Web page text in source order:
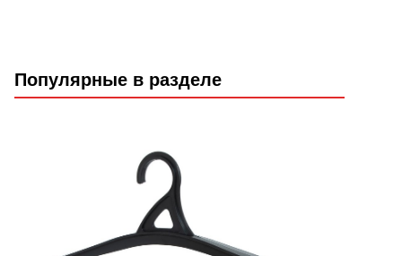
Популярные в разделе